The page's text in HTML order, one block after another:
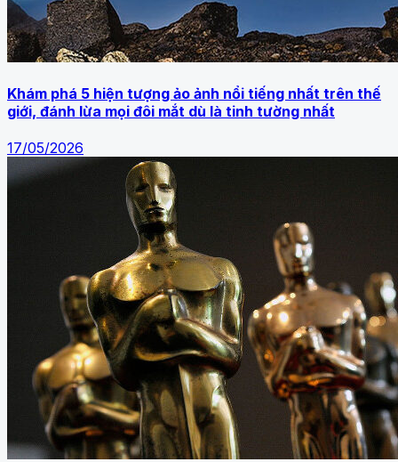
Khám phá 5 hiện tượng ảo ảnh nổi tiếng nhất trên thế
giới, đánh lừa mọi đôi mắt dù là tinh tường nhất
17/05/2026